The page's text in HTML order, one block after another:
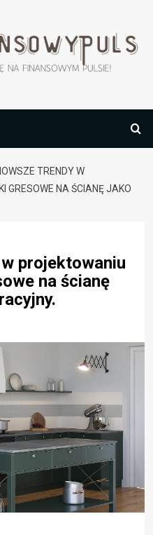
TRENDY W
GRESOWE NA ŚCIANĘ JAKO
projektowaniu
na ścianę